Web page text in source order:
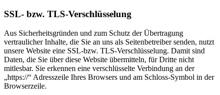
SSL- bzw. TLS-Verschlüsselung
Aus Sicherheitsgründen und zum Schutz der Übertragung
vertraulicher Inhalte, die Sie an uns als Seitenbetreiber senden, nutzt
unsere Website eine SSL-bzw. TLS-Verschlüsselung. Damit sind
Daten, die Sie über diese Website übermitteln, für Dritte nicht
mitlesbar. Sie erkennen eine verschlüsselte Verbindung an der
„https://“ Adresszeile Ihres Browsers und am Schloss-Symbol in der
Browserzeile.